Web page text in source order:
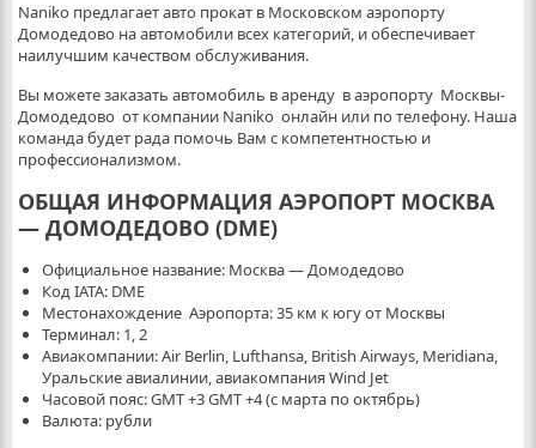
Naniko предлагает авто прокат в Московском аэропорту
Домодедово на автомобили всех категорий, и обеспечивает
наилучшим качеством обслуживания.
Вы можете заказать автомобиль в аренду в аэропорту Москвы-
Домодедово от компании Naniko онлайн или по телефону. Наша
команда будет рада помочь Вам с компетентностью и
профессионализмом.
ОБЩАЯ ИНФОРМАЦИЯ АЭРОПОРТ МОСКВА
— ДОМОДЕДОВО (DME)
Официальное название: Москва — Домодедово
Код IATA: DME
Местонахождение Аэропорта: 35 км к югу от Москвы
Терминал: 1, 2
Авиакомпании: Air Berlin, Lufthansa, British Airways, Meridiana,
Уральские авиалинии, авиакомпания Wind Jet
Часовой пояс: GMT +3 GMT +4 (с марта по октябрь)
Валюта: рубли